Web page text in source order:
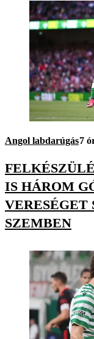
Angol labdarúgás7
IS HÁROM
VERESÉGET
SZEMBEN